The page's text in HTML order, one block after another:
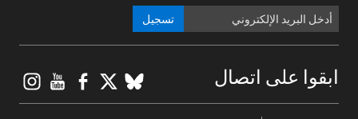
تسجيل
ابقوا على اتصال BlueSky
X